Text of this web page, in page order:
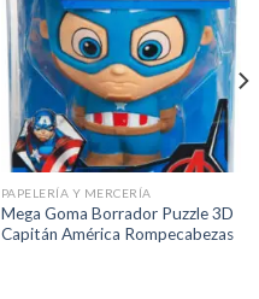
a la
lista de
deseos
PAPELERÍA Y MERCERÍA
Mega Goma Borrador Puzzle 3D
Capitán América Rompecabezas